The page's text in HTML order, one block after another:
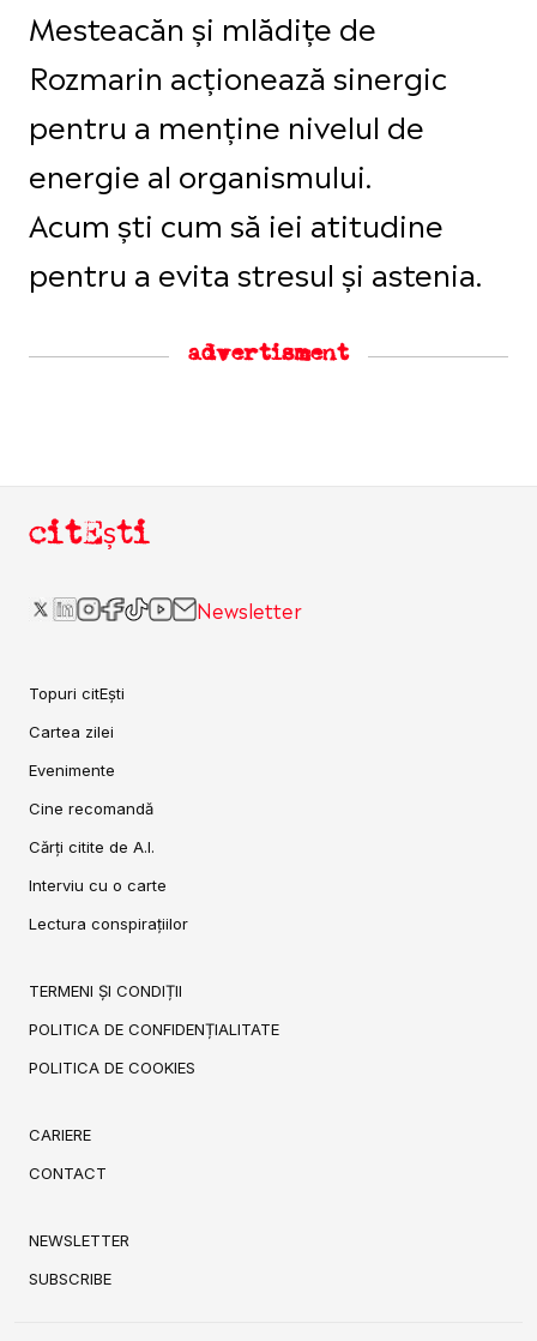
Mesteacăn și mlădițe de
Rozmarin acționează sinergic
pentru a menține nivelul de
energie al organismului.
Acum ști cum să iei atitudine
pentru a evita stresul și astenia.
advertisment
citEști
Newsletter
Topuri citEști
Cartea zilei
Evenimente
Cine recomandă
Cărți citite de A.I.
Interviu cu o carte
Lectura conspirațiilor
TERMENI ȘI CONDIȚII
POLITICA DE CONFIDENȚIALITATE
POLITICA DE COOKIES
CARIERE
CONTACT
NEWSLETTER
SUBSCRIBE